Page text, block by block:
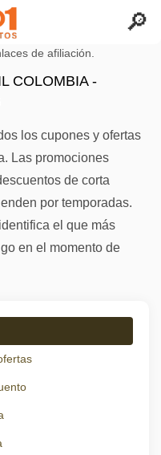
de afiliación.
COLOMBIA -
los cupones y ofertas
Las promociones
de corta
por temporadas.
el que más
en el momento de